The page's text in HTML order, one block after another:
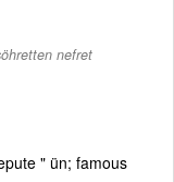
nefret
" ün; famous